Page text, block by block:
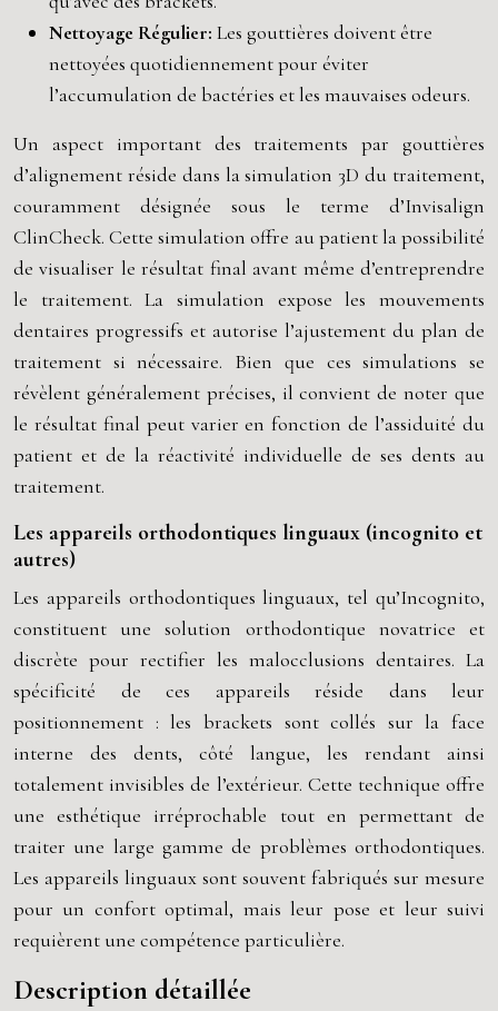
Nettoyage Régulier: Les gouttières doivent être
nettoyées quotidiennement pour éviter
l’accumulation de bactéries et les mauvaises odeurs.
Un aspect important des traitements par gouttières
d’alignement réside dans la simulation 3D du traitement,
couramment désignée sous le terme d’Invisalign
ClinCheck. Cette simulation offre au patient la possibilité
de visualiser le résultat final avant même d’entreprendre
le traitement. La simulation expose les mouvements
dentaires progressifs et autorise l’ajustement du plan de
traitement si nécessaire. Bien que ces simulations se
révèlent généralement précises, il convient de noter que
le résultat final peut varier en fonction de l’assiduité du
patient et de la réactivité individuelle de ses dents au
traitement.
Les appareils orthodontiques linguaux (incognito et
autres)
Les appareils orthodontiques linguaux, tel qu’Incognito,
constituent une solution orthodontique novatrice et
discrète pour rectifier les malocclusions dentaires. La
spécificité de ces appareils réside dans leur
positionnement : les brackets sont collés sur la face
interne des dents, côté langue, les rendant ainsi
totalement invisibles de l’extérieur. Cette technique offre
une esthétique irréprochable tout en permettant de
traiter une large gamme de problèmes orthodontiques.
Les appareils linguaux sont souvent fabriqués sur mesure
pour un confort optimal, mais leur pose et leur suivi
requièrent une compétence particulière.
Description détaillée